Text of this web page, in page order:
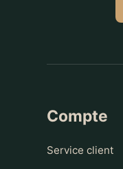
Compte
Service client